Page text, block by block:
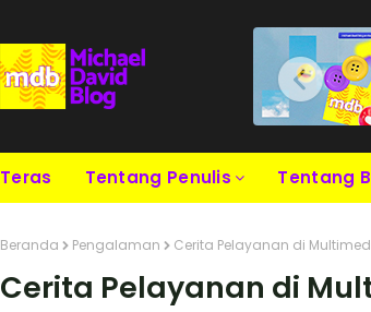
Teras Tentang Penulis Tentang
Beranda Pengalaman Cerita Pelayanan di
Cerita Pelayanan di